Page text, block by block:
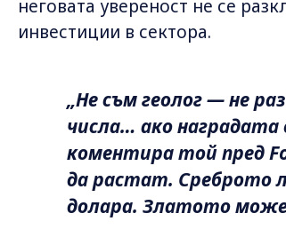
неговата увереност не се
инвестиции в сектора.
„Не съм геолог — не
числа… ако наградата
коментира той пред
да растат. Среброто
долара. Златото може